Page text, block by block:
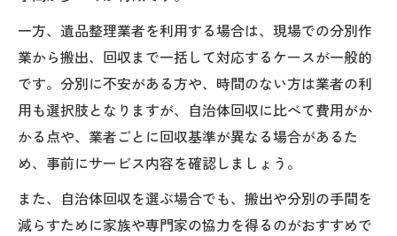
一方、遺品整理業者を利用する場合は、現場での分別作
業から搬出、回収まで一括して対応するケースが一般的
です。分別に不安がある方や、時間のない方は業者の利
用も選択肢となりますが、自治体回収に比べて費用がか
かる点や、業者ごとに回収基準が異なる場合があるた
め、事前にサービス内容を確認しましょう。
また、自治体回収を選ぶ場合でも、搬出や分別の手間を
減らすために家族や専門家の協力を得るのがおすすめで